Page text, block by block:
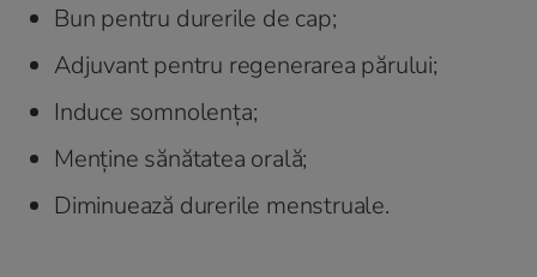
Bun pentru durerile de cap;
Adjuvant pentru regenerarea părului;
Induce somnolența;
Menține sănătatea orală;
Diminuează durerile menstruale.